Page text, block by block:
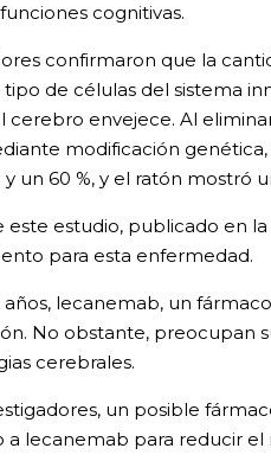
cognitivas.
confirmaron que la
tipo de células del sistema
cerebro envejece. Al
modificación
un 60 %, y el ratón mostró
este estudio, publicado en la
para esta enfermedad.
años, lecanemab, un
No obstante, preocupan
cerebrales.
un posible
a lecanemab para reducir el